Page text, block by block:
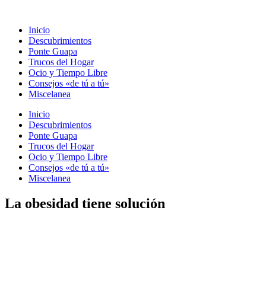
contenido
Inicio
Descubrimientos
Ponte Guapa
Trucos del Hogar
Ocio y Tiempo Libre
Consejos «de tú a tú»
Miscelanea
Inicio
Descubrimientos
Ponte Guapa
Trucos del Hogar
Ocio y Tiempo Libre
Consejos «de tú a tú»
Miscelanea
La obesidad tiene solución